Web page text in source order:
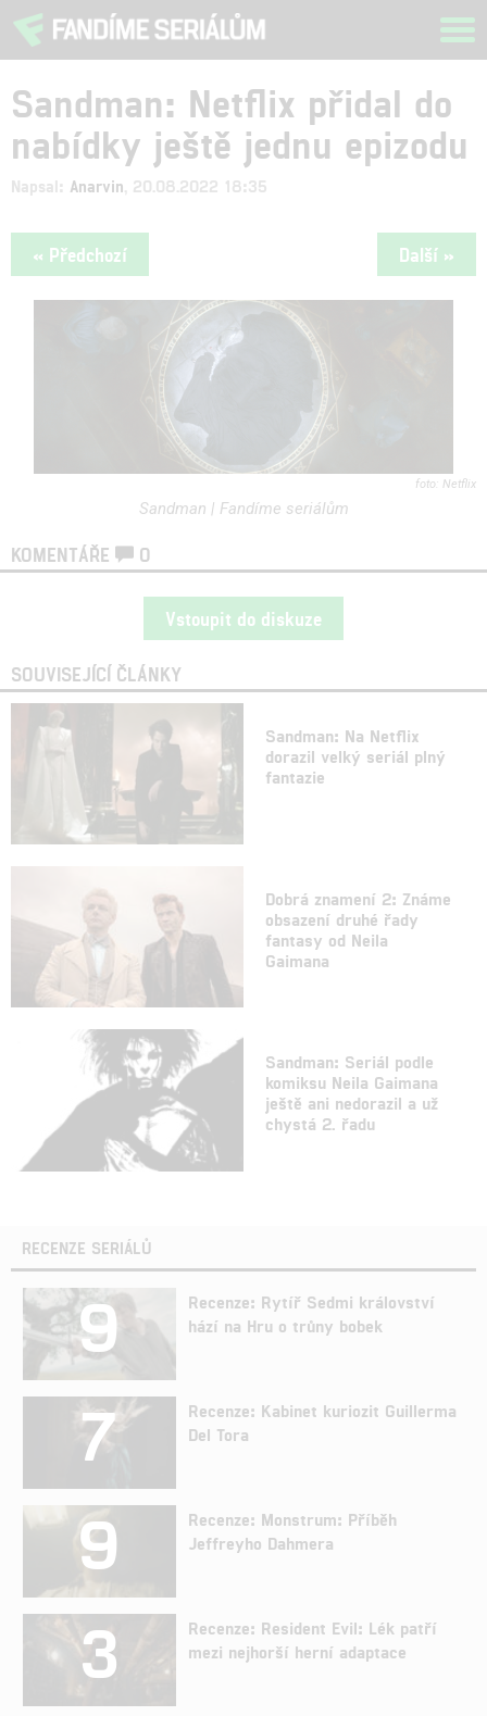
Sandman: Netflix přidal do
nabídky ještě jednu epizodu
Napsal: Anarvin , 20.08.2022 18:35
« Předchozí Další »
Netflix
Sandman | Fandíme seriálům
KOMENTÁŘE 0
Vstoupit do diskuze
SOUVISEJÍCÍ ČLÁNKY
Sandman: Na Netflix
dorazil velký seriál plný
fantazie
Dobrá znamení 2: Známe
obsazení druhé řady
fantasy od Neila
Gaimana
Sandman: Seriál podle
komiksu Neila Gaimana
ještě ani nedorazil a už
chystá 2. řadu
RECENZE SERIÁLŮ
9
Recenze: Rytíř Sedmi království
hází na Hru o trůny bobek
7
Recenze: Kabinet kuriozit Guillerma
Del Tora
9
Recenze: Monstrum: Příběh
Jeffreyho Dahmera
3
Recenze: Resident Evil: Lék patří
mezi nejhorší herní adaptace